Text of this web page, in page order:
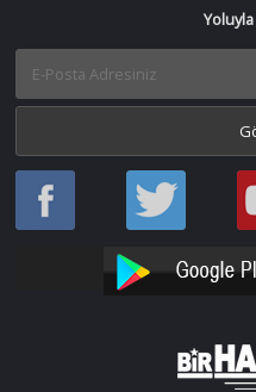
Yoluyla
Haber
Oku
Haber
Oku